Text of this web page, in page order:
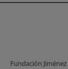
Fundación Jiménez